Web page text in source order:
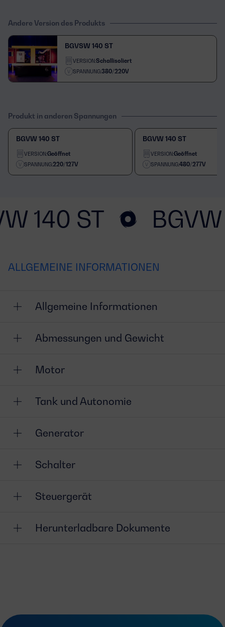
Andere Version des Produkts
BGVSW 140 ST
VERSION:Schallisoliert
SPANNUNG:380/220V
Produkt in anderen Spannungen
BGVW 140 ST
VERSION:Geöffnet
SPANNUNG:220/127V
BGVW 140 ST
VERSION:Geöffnet
SPANNUNG:480/277V
140 ST
ALLGEMEINE INFORMATIONEN
Allgemeine Informationen
Abmessungen und Gewicht
Motor
Tank und Autonomie
Generator
Schalter
Steuergerät
Herunterladbare Dokumente